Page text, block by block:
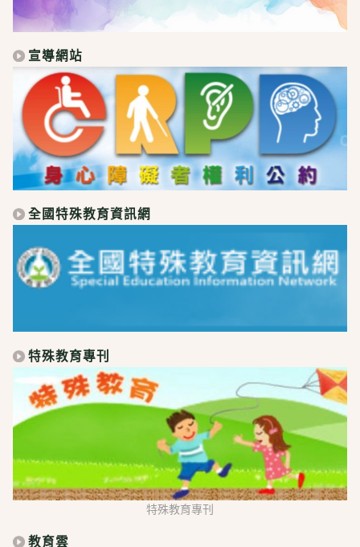
宣導網站
全國特殊教育資訊網
特殊教育專刊
特殊教育專刊
教育雲